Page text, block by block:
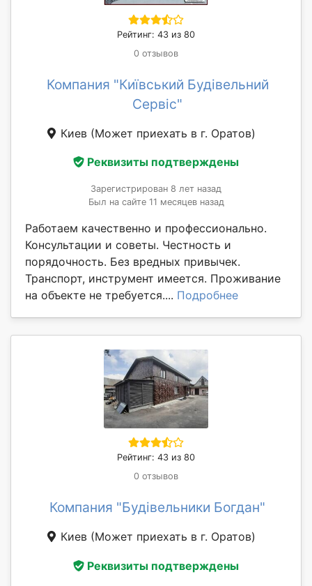
Рейтинг: 43 из 80
0 отзывов
Компания "Київський Будівельний
Сервіс"
Киев (Может приехать в г. Оратов)
Реквизиты подтверждены
Зарегистрирован 8 лет назад
Был на сайте 11 месяцев назад
Работаем качественно и профессионально.
Консультации и советы. Честность и
порядочность. Без вредных привычек.
Транспорт, инструмент имеется. Проживание
на объекте не требуется.... Подробнее
Рейтинг: 43 из 80
0 отзывов
Компания "Будівельники Богдан"
Киев (Может приехать в г. Оратов)
Реквизиты подтверждены